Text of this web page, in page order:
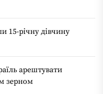
15-річну дівчину
арештувати
зерном